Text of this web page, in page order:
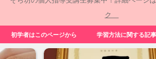
ク
初学者はこのページから 学習方法に関する記事